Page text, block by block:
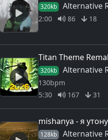
320kb Alternative
2:00 86 18
Titan Theme
320kb Alternative
130bpm
5:30
167 31
mishanya - я
128kb Alternative